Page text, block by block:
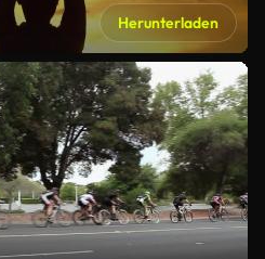
Herunterladen